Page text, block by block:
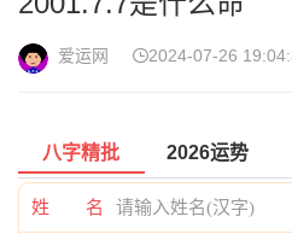
爱运网 2024-07-26
八字精批 2026运势
姓 名